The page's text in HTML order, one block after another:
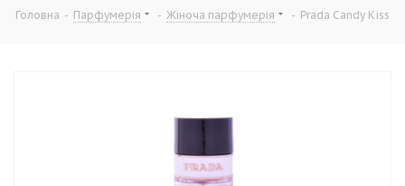
Головна - Парфумерія - Жіноча парфумерія - Prada Candy Kiss